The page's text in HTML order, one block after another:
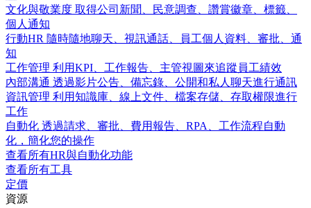
文化與敬業度 取得公司新聞、民意調查、讚賞徽章、標籤、
個人通知
行動HR 隨時隨地聊天、視訊通話、員工個人資料、審批、通
知
工作管理 利用KPI、工作報告、主管視圖來追蹤員工績效
內部溝通 透過影片公告、備忘錄、公開和私人聊天進行通訊
資訊管理 利用知識庫、線上文件、檔案存儲、存取權限進行
工作
自動化 透過請求、審批、費用報告、RPA、工作流程自動
化，簡化您的操作
查看所有HR與自動化功能
查看所有工具
定價
資源